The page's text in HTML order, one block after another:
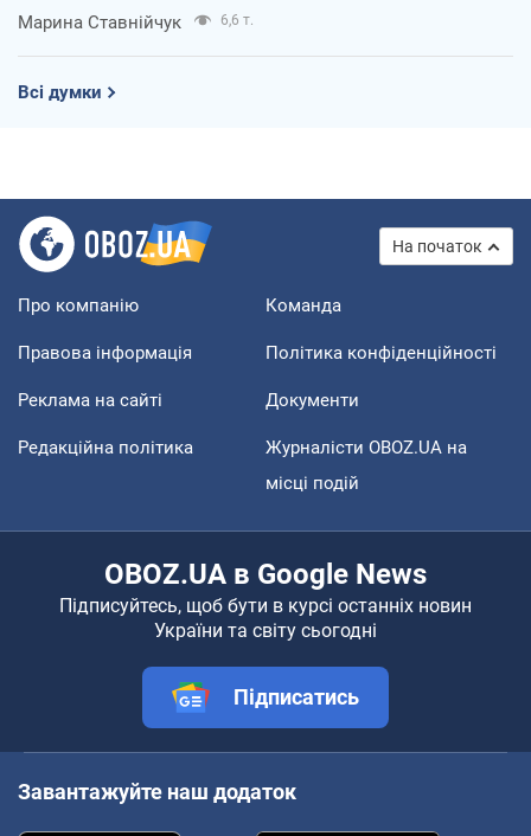
Марина Ставнійчук 6,6 т.
Всі думки
На початок
Про компанію Команда
Правова інформація Політика конфіденційності
Реклама на сайті Документи
Редакційна політика
Журналісти OBOZ.UA на
місці подій
OBOZ.UA в Google News
Підписуйтесь, щоб бути в курсі останніх новин
України та світу сьогодні
Підписатись
Завантажуйте наш додаток